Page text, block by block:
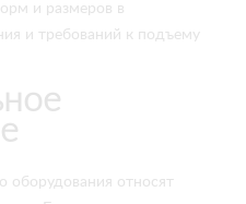
и размеров в
и требований к подъему
оборудования относят